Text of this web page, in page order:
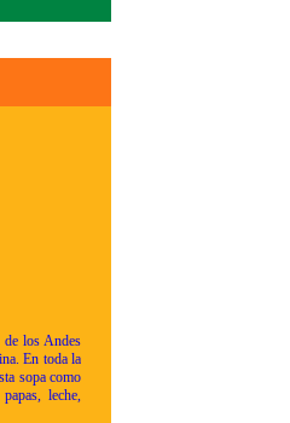
de los Andes
En toda la
sopa como
leche,